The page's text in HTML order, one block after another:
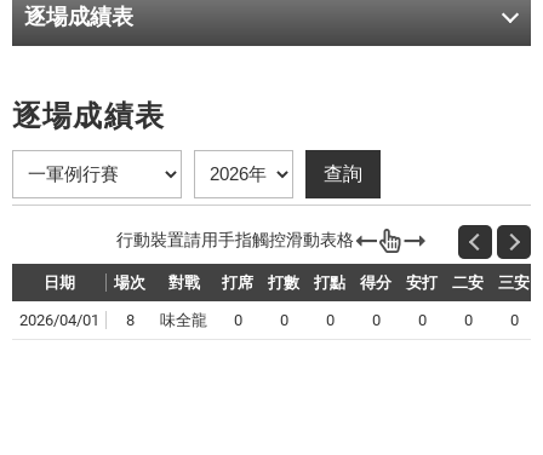
逐場成績表
逐場成績表
日期 場次 對戰 打席 打數 打點 得分 安打 二安 三安
2026/04/01 8 味全龍 0 0 0 0 0 0 0